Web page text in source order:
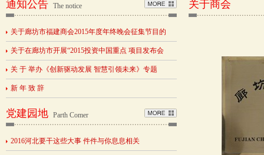
通知公告 The notice
关于廊坊市福建商会2015年度年终晚会征集节目的
关于在廊坊市开展“2015投资中国重点 项目发布会
关 于 举办《创新驱动发展 智慧引领未来》专题
新 年 致 辞
党建园地 Parth Comer
2016河北要干这些大事 件件与你息息相关
关于商会